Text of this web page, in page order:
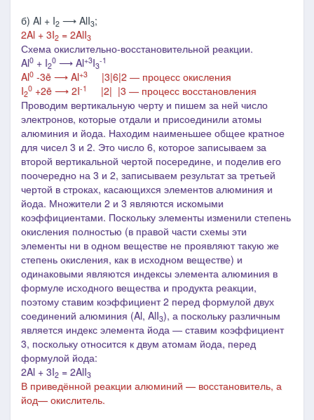
б) Al + I2 ⟶ AlI3;
2Al + 3I2 = 2AlI3
Схема окислительно-восстановительной реакции.
Al0 + I2
0 ⟶ Al+3I3
-1
Al0 -3ē ⟶ Al+3
|3|6|2 ― процесс окисления
I2
0 +2ē ⟶ 2I-1
|2| |3 ― процесс восстановления
Проводим вертикальную черту и пишем за ней число
электронов, которые отдали и присоединили атомы
алюминия и йода. Находим наименьшее общее кратное
для чисел 3 и 2. Это число 6, которое записываем за
второй вертикальной чертой посередине, и поделив его
поочередно на 3 и 2, записываем результат за третьей
чертой в строках, касающихся элементов алюминия и
йода. Множители 2 и 3 являются искомыми
коэффициентами. Поскольку элементы изменили степень
окисления полностью (в правой части схемы эти
элементы ни в одном веществе не проявляют такую же
степень окисления, как в исходном веществе) и
одинаковыми являются индексы элемента алюминия в
формуле исходного вещества и продукта реакции,
поэтому ставим коэффициент 2 перед формулой двух
соединений алюминия (Al, AlI3), а поскольку различным
является индекс элемента йода ― ставим коэффициент
3, поскольку относится к двум атомам йода, перед
формулой йода:
2Al + 3I2 = 2AlI3
В приведённой реакции алюминий — восстановитель, а
йод— окислитель.